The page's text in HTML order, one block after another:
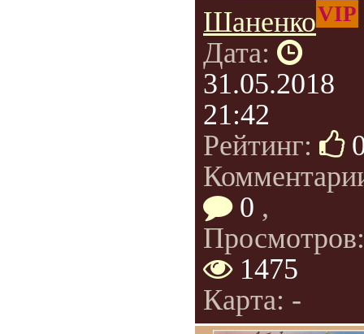
ШаненкоVIP
Дата:
31.05.2018
21:42
Рейтинг:
0 ,
Просмотров:
1475
Карта: -